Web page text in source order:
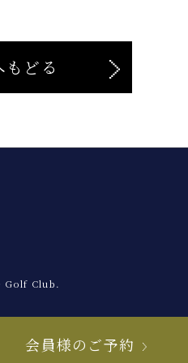
どる
Golf Club.
会員様のご予約